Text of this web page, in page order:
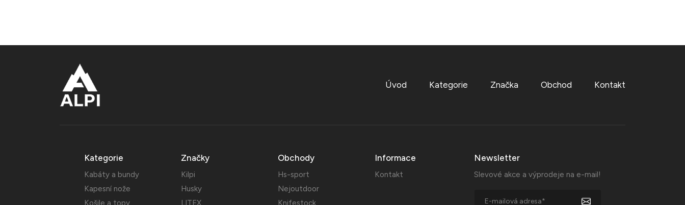
Úvod Kategorie Značka Obchod Kontakt
Kategorie
Kabáty a bundy
Kapesní nože
Košile a topy
Značky
Kilpi
Husky
LITEX
Obchody
Hs-sport
Nejoutdoor
Knifestock
Informace
Kontakt
Newsletter
Slevové akce a výprodeje na e-mail!